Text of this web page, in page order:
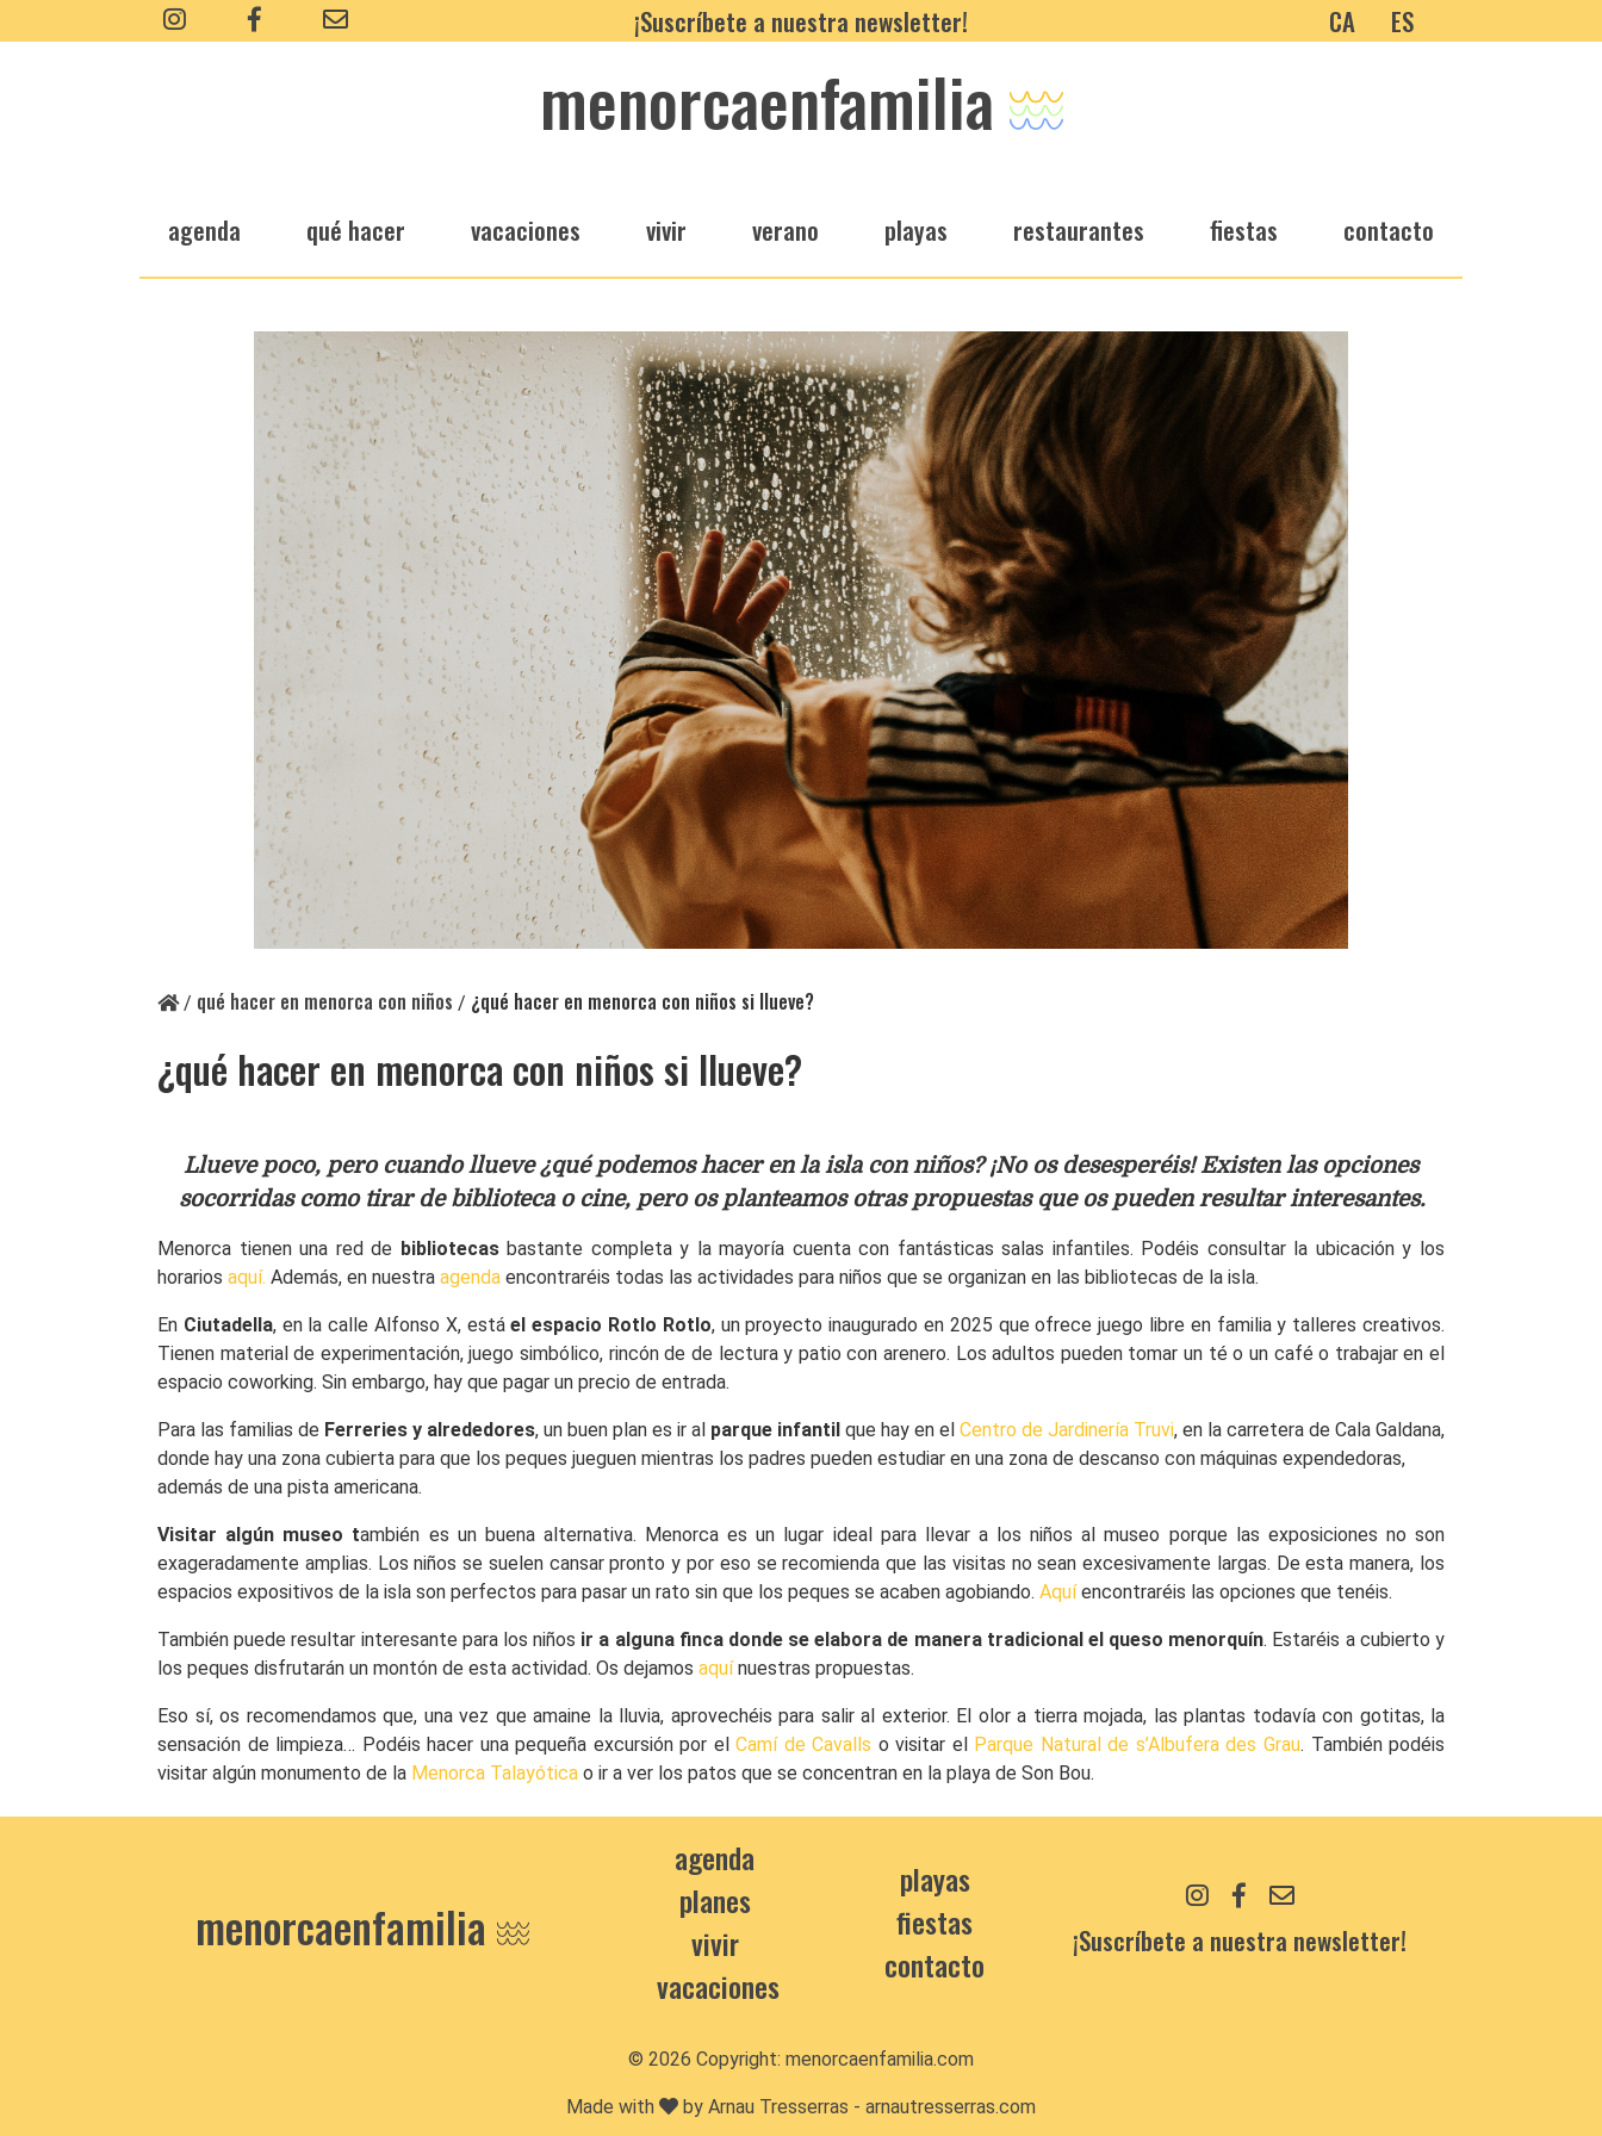
¡Suscríbete a nuestra newsletter! CA ES
menorcaenfamilia
agenda qué hacer vacaciones vivir verano playas restaurantes fiestas contacto
/ qué hacer en menorca con niños / ¿qué hacer en menorca con niños si llueve?
¿qué hacer en menorca con niños si llueve?
Llueve poco, pero cuando llueve ¿qué podemos hacer en la isla con niños? ¡No os desesperéis! Existen las opciones
socorridas como tirar de biblioteca o cine, pero os planteamos otras propuestas que os pueden resultar interesantes.
Menorca tienen una red de bibliotecasbastante completa y la mayoría cuenta con fantásticas salas infantiles. Podéis consultar la ubicación y los
horarios aquí. Además, en nuestra agenda encontraréis todas las actividades para niños que se organizan en las bibliotecas de la isla.
En Ciutadella, en la calle Alfonso X, estáel espacio Rotlo Rotlo, un proyecto inaugurado en 2025 que ofrece juego libre en familia y talleres creativos.
Tienen material de experimentación, juego simbólico, rincón de de lectura y patio con arenero. Los adultos pueden tomar un té o un café o trabajar en el
espacio coworking. Sin embargo, hay que pagar un precio de entrada.
Para las familias de Ferreries y alrededores, un buen plan es ir al parque infantil que hay en el Centro de Jardinería Truvi, en la carretera de Cala Galdana,
donde hay una zona cubierta para que los peques jueguen mientras los padres pueden estudiar en una zona de descanso con máquinas expendedoras,
además de una pista americana.
Visitar algún museo también es un buena alternativa. Menorca es un lugar ideal para llevar a los niños al museo porque las exposiciones no son
exageradamente amplias. Los niños se suelen cansar pronto y por eso se recomienda que las visitas no sean excesivamente largas. De esta manera, los
espacios expositivos de la isla son perfectos para pasar un rato sin que los peques se acaben agobiando. Aquíencontraréis las opciones que tenéis.
También puede resultar interesante para los niños ir a alguna finca donde se elabora de manera tradicional el queso menorquín. Estaréis a cubierto y
los peques disfrutarán un montón de esta actividad. Os dejamos aquínuestras propuestas.
Eso sí, os recomendamos que, una vez que amaine la lluvia, aprovechéis para salir al exterior. El olor a tierra mojada, las plantas todavía con gotitas, la
sensación de limpieza… Podéis hacer una pequeña excursión por elCamí de Cavalls o visitar el Parque Natural de s’Albufera des Grau. También podéis
visitar algún monumento de la Menorca Talayótica o ir a ver los patos que se concentran en la playa de Son Bou.
menorcaenfamilia
agenda
planes
vivir
vacaciones
playas
fiestas
contacto
¡Suscríbete a nuestra newsletter!
© 2026 Copyright: menorcaenfamilia.com
Made with by Arnau Tresserras - arnautresserras.com